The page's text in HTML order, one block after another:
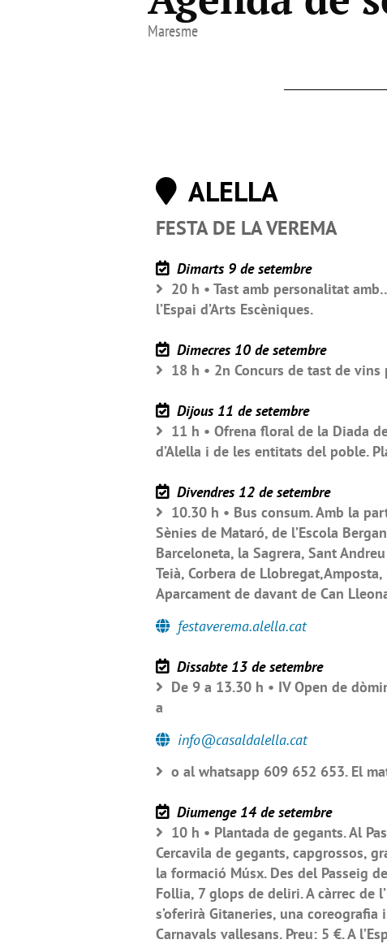
Maresme
ALELLA
FESTA DE LA VEREMA
Dimarts 9 de setembre
20 h • Tast amb personalitat
l’Espai d’Arts Escèniques.
Dimecres 10 de setembre
18 h • 2n Concurs de tast de vins
Dijous 11 de setembre
11 h • Ofrena floral de la Diada
d’Alella i de les entitats del poble.
Divendres 12 de setembre
10.30 h • Bus consum. Amb la
Sènies de Mataró, de l’Escola
Barceloneta, la Sagrera, Sant
Teià, Corbera de
Aparcament de davant de Can
festaverema.alella.cat
Dissabte 13 de setembre
De 9 a 13.30 h • IV Open de
a
info@casaldalella.cat
o al whatsapp 609 652 653. El
Diumenge 14 de setembre
10 h • Plantada de gegants. Al
Cercavila de gegants, capgrossos,
la formació Músx. Des del Passeig
Follia, 7 glops de deliri. A càrrec de
s’oferirà Gitaneries, una
Carnavals vallesans. Preu: 5 €. A